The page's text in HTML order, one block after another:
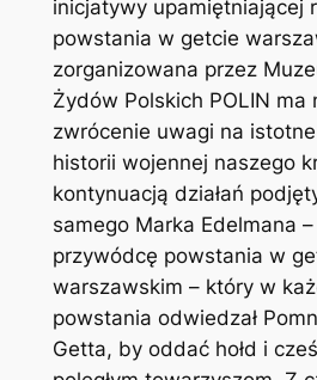
inicjatywy upamiętniającej
powstania w getcie
zorganizowana przez
Żydów Polskich POLIN ma
zwrócenie uwagi na
historii wojennej naszego
kontynuacją działań
samego Marka Edelmana
przywódcę powstania w
warszawskim – który w
powstania odwiedzał
Getta, by oddać hołd i